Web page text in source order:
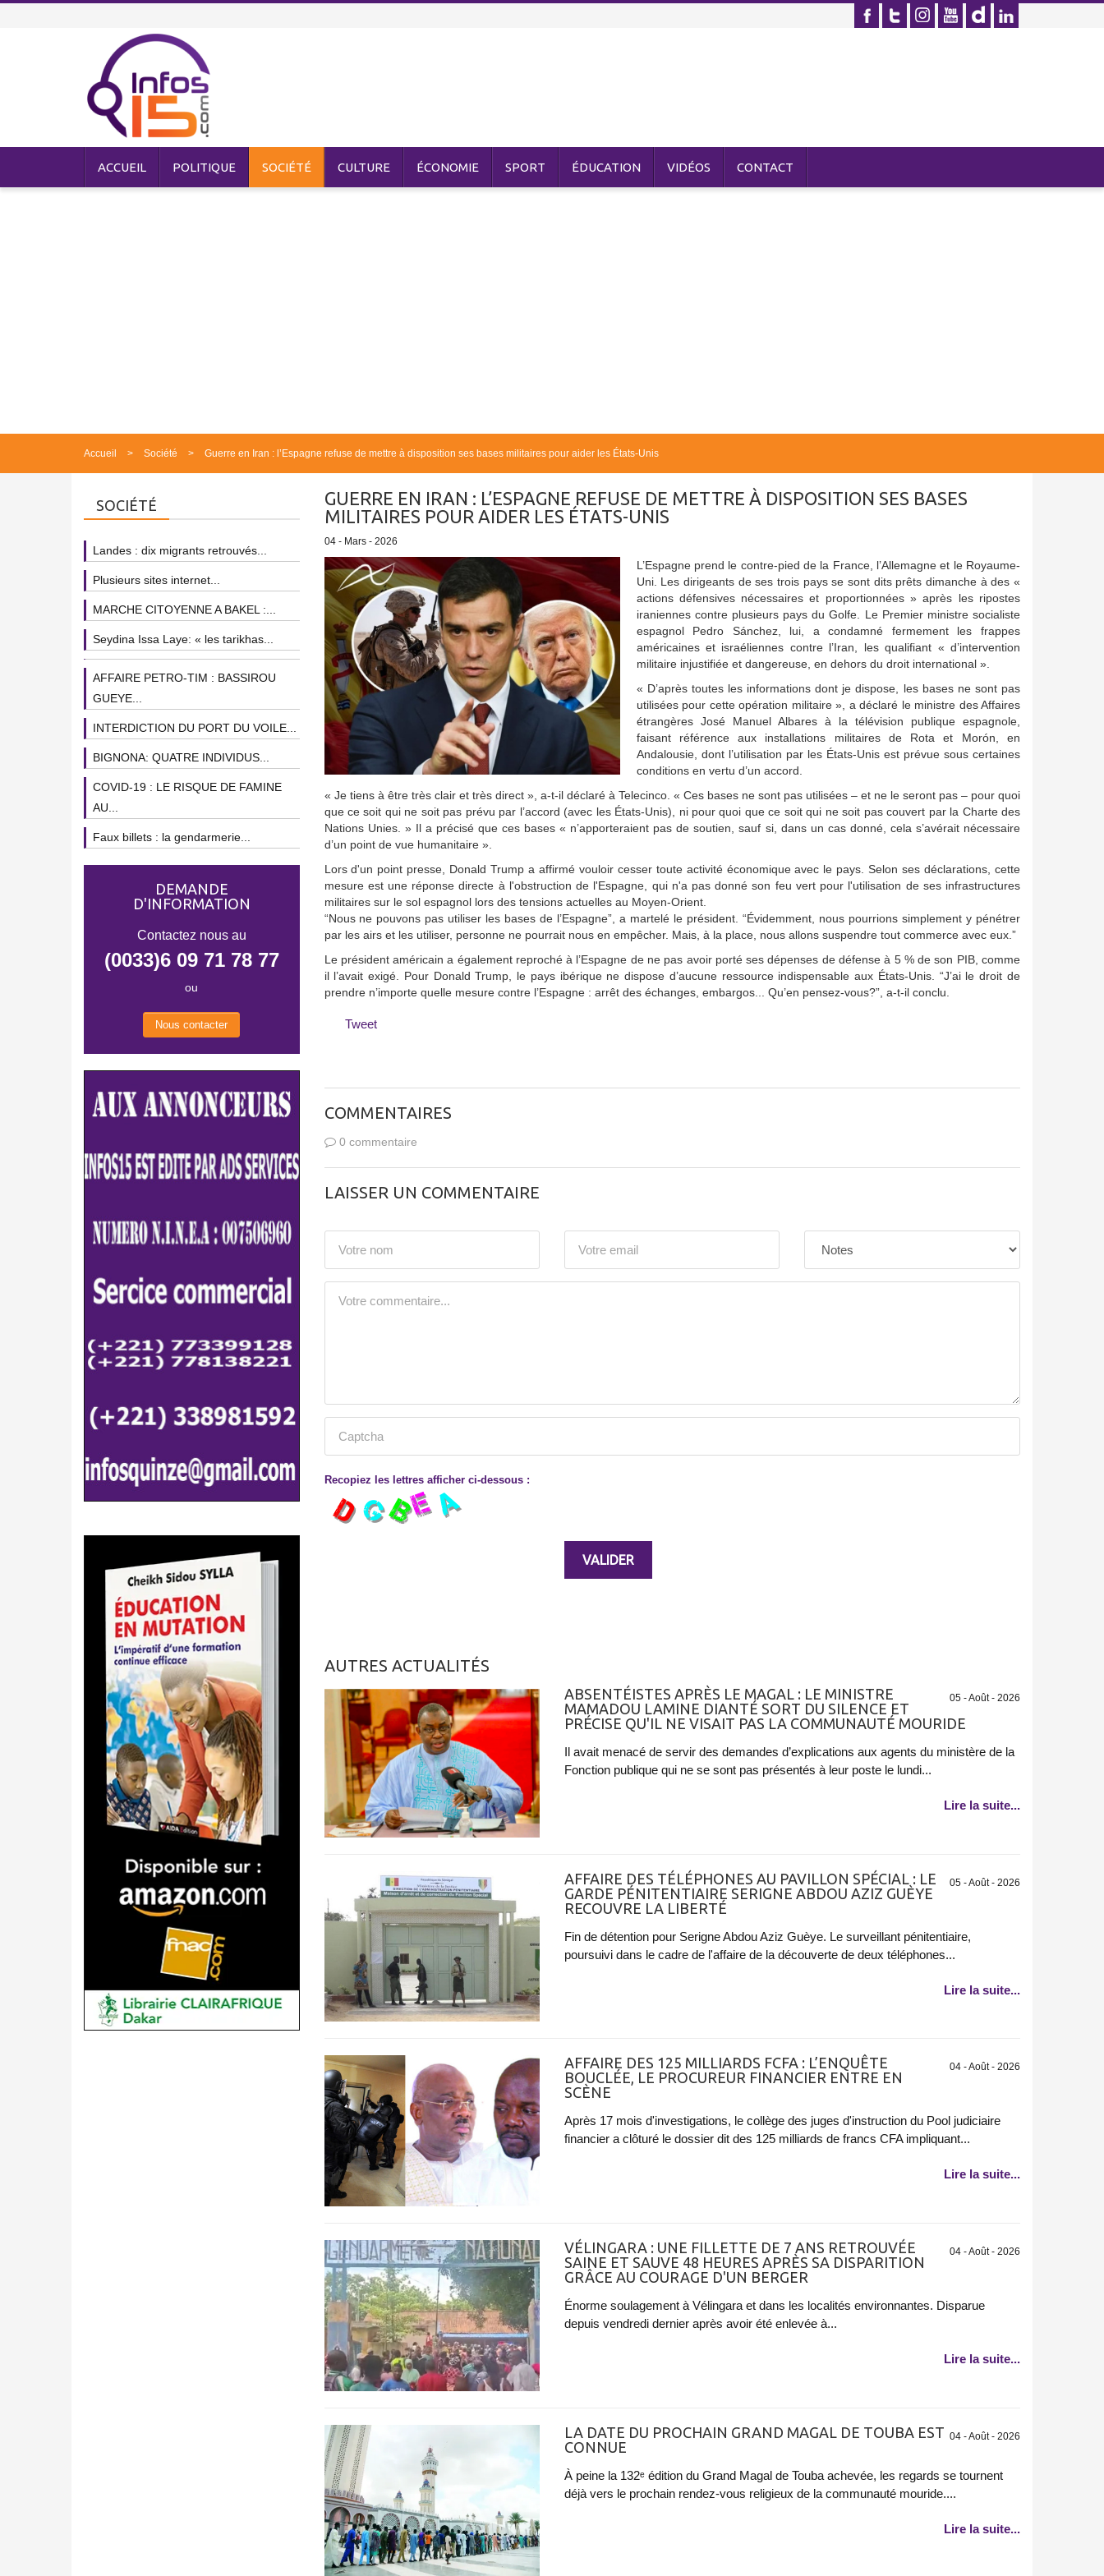
ACCUEIL POLITIQUE SOCIÉTÉ CULTURE ÉCONOMIE SPORT ÉDUCATION VIDÉOS CONTACT
Accueil Société Guerre en Iran : l’Espagne refuse de mettre à disposition ses bases militaires pour aider les États-Unis
GUERRE EN IRAN : L’ESPAGNE REFUSE DE METTRE À DISPOSITION SES BASES
MILITAIRES POUR AIDER LES ÉTATS-UNIS
04 - Mars - 2026
L’Espagne prend le contre-pied de la France, l’Allemagne et le Royaume-
Uni. Les dirigeants de ses trois pays se sont dits prêts dimanche à des «
actions défensives nécessaires et proportionnées » après les ripostes
iraniennes contre plusieurs pays du Golfe. Le Premier ministre socialiste
espagnol Pedro Sánchez, lui, a condamné fermement les frappes
américaines et israéliennes contre l’Iran, les qualifiant « d’intervention
militaire injustifiée et dangereuse, en dehors du droit international ».
« D’après toutes les informations dont je dispose, les bases ne sont pas
utilisées pour cette opération militaire », a déclaré le ministre des Affaires
étrangères José Manuel Albares à la télévision publique espagnole,
faisant référence aux installations militaires de Rota et Morón, en
Andalousie, dont l’utilisation par les États-Unis est prévue sous certaines
conditions en vertu d’un accord.
« Je tiens à être très clair et très direct », a-t-il déclaré à Telecinco. « Ces bases ne sont pas utilisées – et ne le seront pas – pour quoi
que ce soit qui ne soit pas prévu par l’accord (avec les États-Unis), ni pour quoi que ce soit qui ne soit pas couvert par la Charte des
Nations Unies. » Il a précisé que ces bases « n’apporteraient pas de soutien, sauf si, dans un cas donné, cela s’avérait nécessaire
d’un point de vue humanitaire ».
Lors d'un point presse, Donald Trump a affirmé vouloir cesser toute activité économique avec le pays. Selon ses déclarations, cette
mesure est une réponse directe à l'obstruction de l'Espagne, qui n'a pas donné son feu vert pour l'utilisation de ses infrastructures
militaires sur le sol espagnol lors des tensions actuelles au Moyen-Orient.
“Nous ne pouvons pas utiliser les bases de l’Espagne”, a martelé le président. “Évidemment, nous pourrions simplement y pénétrer
par les airs et les utiliser, personne ne pourrait nous en empêcher. Mais, à la place, nous allons suspendre tout commerce avec eux.”
Le président américain a également reproché à l’Espagne de ne pas avoir porté ses dépenses de défense à 5 % de son PIB, comme
il l’avait exigé. Pour Donald Trump, le pays ibérique ne dispose d’aucune ressource indispensable aux États-Unis. “J’ai le droit de
prendre n’importe quelle mesure contre l’Espagne : arrêt des échanges, embargos... Qu’en pensez-vous?”, a-t-il conclu.
Tweet
COMMENTAIRES
0 commentaire
LAISSER UN COMMENTAIRE
Recopiez les lettres afficher ci-dessous :
AUTRES ACTUALITÉS
05 - Août - 2026
ABSENTÉISTES APRÈS LE MAGAL : LE MINISTRE
MAMADOU LAMINE DIANTÉ SORT DU SILENCE ET
PRÉCISE QU'IL NE VISAIT PAS LA COMMUNAUTÉ MOURIDE
Il avait menacé de servir des demandes d’explications aux agents du ministère de la
Fonction publique qui ne se sont pas présentés à leur poste le lundi...
Lire la suite...
05 - Août - 2026
AFFAIRE DES TÉLÉPHONES AU PAVILLON SPÉCIAL : LE
GARDE PÉNITENTIAIRE SERIGNE ABDOU AZIZ GUÈYE
RECOUVRE LA LIBERTÉ
Fin de détention pour Serigne Abdou Aziz Guèye. Le surveillant pénitentiaire,
poursuivi dans le cadre de l'affaire de la découverte de deux téléphones...
Lire la suite...
04 - Août - 2026
AFFAIRE DES 125 MILLIARDS FCFA : L’ENQUÊTE
BOUCLÉE, LE PROCUREUR FINANCIER ENTRE EN
SCÈNE
Après 17 mois d'investigations, le collège des juges d'instruction du Pool judiciaire
financier a clôturé le dossier dit des 125 milliards de francs CFA impliquant...
Lire la suite...
04 - Août - 2026
VÉLINGARA : UNE FILLETTE DE 7 ANS RETROUVÉE
SAINE ET SAUVE 48 HEURES APRÈS SA DISPARITION
GRÂCE AU COURAGE D'UN BERGER
Énorme soulagement à Vélingara et dans les localités environnantes. Disparue
depuis vendredi dernier après avoir été enlevée à...
Lire la suite...
04 - Août - 2026
LA DATE DU PROCHAIN GRAND MAGAL DE TOUBA EST
CONNUE
À peine la 132ᵉ édition du Grand Magal de Touba achevée, les regards se tournent
déjà vers le prochain rendez-vous religieux de la communauté mouride....
Lire la suite...
SOCIÉTÉ
Landes : dix migrants retrouvés...
Plusieurs sites internet...
MARCHE CITOYENNE A BAKEL :...
Seydina Issa Laye: « les tarikhas...
AFFAIRE PETRO-TIM : BASSIROU
GUEYE...
INTERDICTION DU PORT DU VOILE...
BIGNONA: QUATRE INDIVIDUS...
COVID-19 : LE RISQUE DE FAMINE
AU...
Faux billets : la gendarmerie...
DEMANDE
D'INFORMATION
Contactez nous au
(0033)6 09 71 78 77
ou
Nous contacter